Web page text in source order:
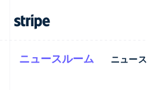
支払い 収益
企業規模別
ドキュメント
学ぶ
ニュースルーム ニュース